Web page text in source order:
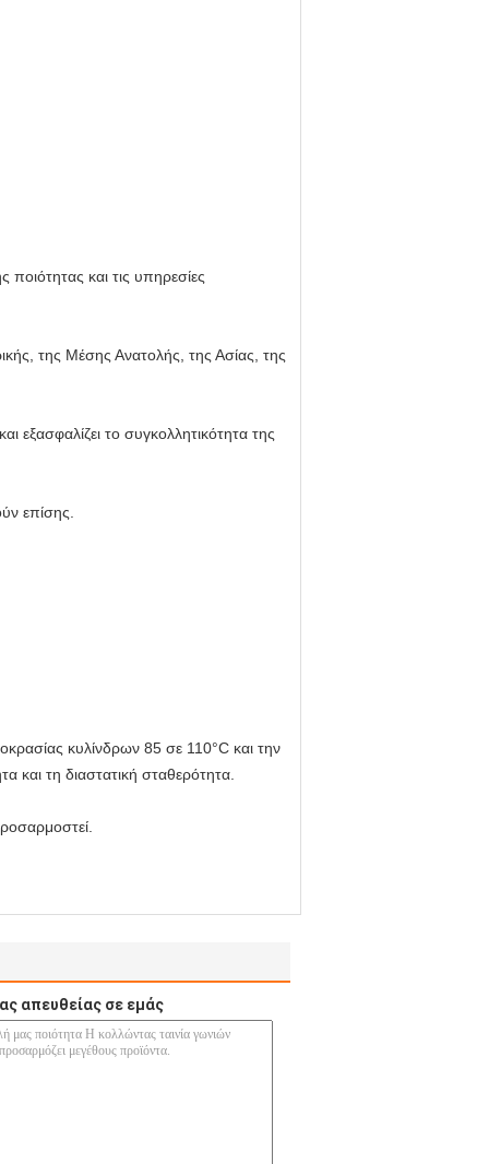
και τις υπηρεσίες
της Μέσης Ανατολής, της Ασίας, της
εξασφαλίζει το συγκολλητικότητα της
επίσης.
κυλίνδρων 85 σε 110°C και την
και τη διαστατική σταθερότητα.
απευθείας σε εμάς